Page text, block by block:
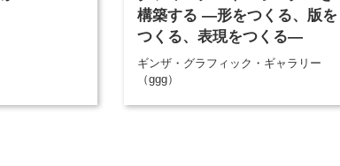
構築する ―形をつくる、版を
つくる、表現をつくる―
ギンザ・グラフィック・ギャラリー
（ggg）